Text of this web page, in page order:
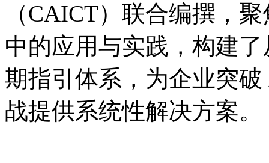
（CAICT）联合编撰
中的应用与实践，构
期指引体系，为企业突
战提供系统性解决方案。